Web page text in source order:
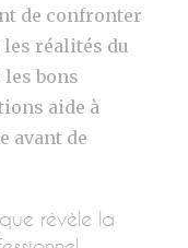
de confronter
réalités du
bons
aide à
avant de
révèle la